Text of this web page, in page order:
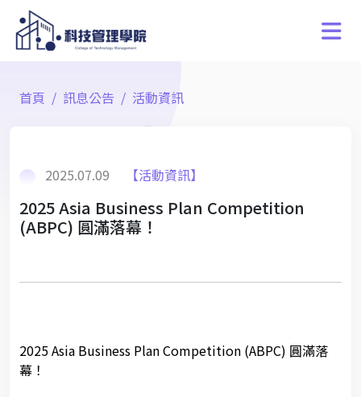
首頁 訊息公告 活動資訊
2025.07.09 【活動資訊】
2025 Asia Business Plan Competition
(ABPC) 圓滿落幕！
2025 Asia Business Plan Competition (ABPC) 圓滿落
幕！